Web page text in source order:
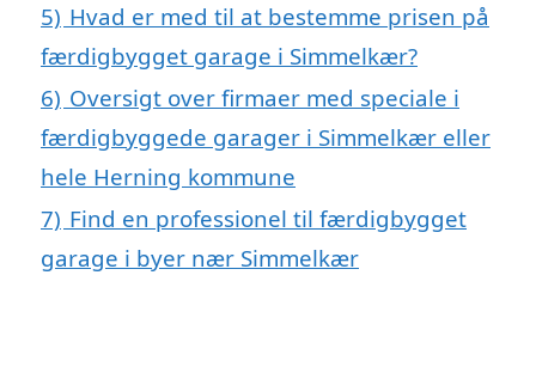
5) Hvad er med til at bestemme prisen på
færdigbygget garage i Simmelkær?
6) Oversigt over firmaer med speciale i
færdigbyggede garager i Simmelkær eller
hele Herning kommune
7) Find en professionel til færdigbygget
garage i byer nær Simmelkær